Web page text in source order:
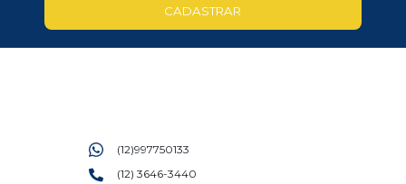
CADASTRAR
(12)997750133
(12) 3646-3440